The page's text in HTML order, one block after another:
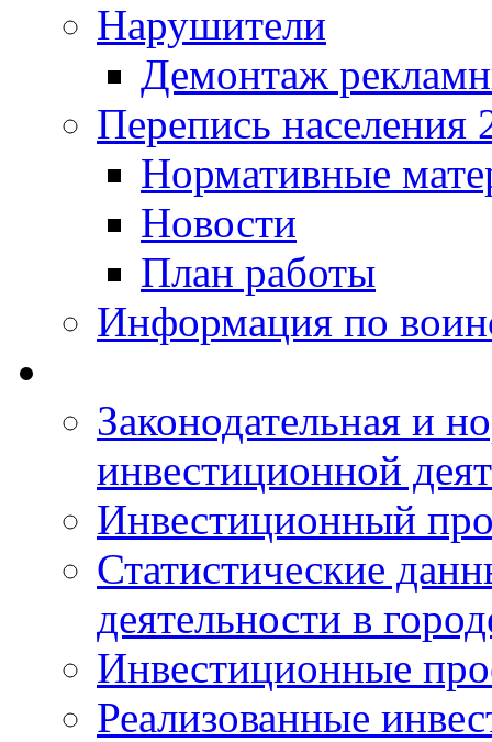
Нарушители
Демонтаж
Перепись населения
Нормативные
Новости
План работы
Информация по
Законодательная и
инвестиционной
Инвестиционный
Статистические
деятельности в
Инвестиционные
Реализованные